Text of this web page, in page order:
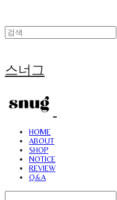
스너그
HOME
ABOUT
SHOP
NOTICE
REVIEW
Q&A